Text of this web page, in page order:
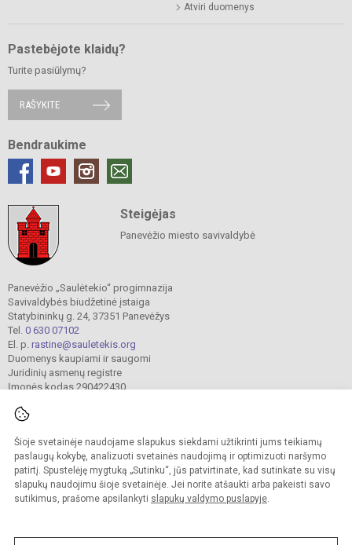
Šioje svetainėje naudojame slapukus siekdami užtikrinti jums teikiamų
paslaugų kokybę, analizuoti svetainės naudojimą ir optimizuoti naršymo
patirtį. Spustelėję mygtuką „Sutinku“, jūs patvirtinate, kad sutinkate su visų
slapukų naudojimu šioje svetainėje. Jei norite atšaukti arba pakeisti savo
sutikimus, prašome apsilankyti slapukų valdymo puslapyje.
Atviri duomenys
Pastebėjote klaidų?
Turite pasiūlymų?
RAŠYKITE
Bendraukime
Steigėjas
Panevėžio miesto savivaldybė
Panevėžio „Saulėtekio“ progimnazija
Savivaldybės biudžetinė įstaiga
Statybininkų g. 24, 37351 Panevėžys
Tel. 0 630 07102
El. p. rastine@sauletekis.org
Duomenys kaupiami ir saugomi
Juridinių asmenų registre
Įmonės kodas 290422430
© 2022. Panevėžio „Saulėtekio“ progimnazija. Visos teisės saugomos.
Kopijuoti turinį be raštiško progimnazijos sutikimo griežtai draudžiama.
Prieinamumo paraiška Slapukų valdymas
Sumanus būdas atnaujinti